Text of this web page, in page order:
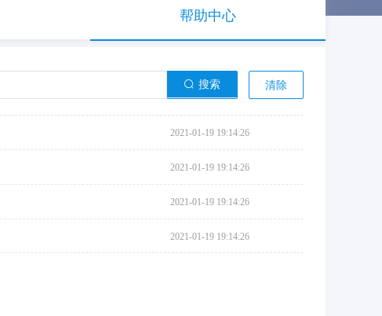
帮助中心
搜索 清除
2021-01-19 19:14:26
2021-01-19 19:14:26
2021-01-19 19:14:26
2021-01-19 19:14:26